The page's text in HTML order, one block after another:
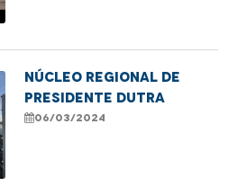
Imperatriz
Núcleo Regional de
Presidente Dutra
06/03/2024